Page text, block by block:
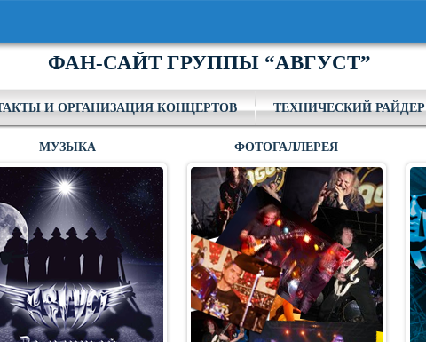
ФАН-САЙТ ГРУППЫ “АВГУСТ”
И ОРГАНИЗАЦИЯ КОНЦЕРТОВ ТЕХНИЧЕСКИЙ РАЙДЕР
МУЗЫКА ФОТОГАЛЛЕРЕЯ